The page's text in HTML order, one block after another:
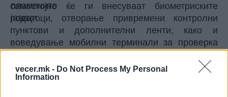
vecer.mk - Do Not Process My Personal
Information
самостојно ќе ги внесуваат биометриските
податоци, отворање привремени контролни
пунктови и дополнителни ленти, како и
воведување мобилни терминали за проверка
Додека се чека реализацијата на овие мерки,
туристичките работници советуваат да се